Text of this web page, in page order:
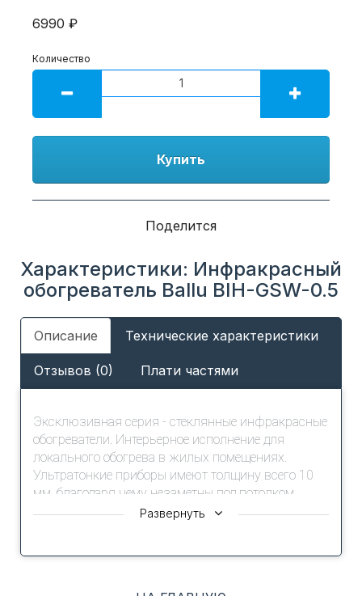
6990 ₽
Количество
Купить
Поделится
Характеристики: Инфракрасный
обогреватель Ballu BIH-GSW-0.5
Описание Технические характеристики
Отзывов (0) Плати частями
Эксклюзивная серия - стеклянные инфракрасные
обогреватели. Интерьерное исполнение для
локального обогрева в жилых помещениях.
Ультратонкие приборы имеют толщину всего 10
мм, благодаря чему незаметны под потолком.
нагревательный элемент отличается высокой
Развернуть